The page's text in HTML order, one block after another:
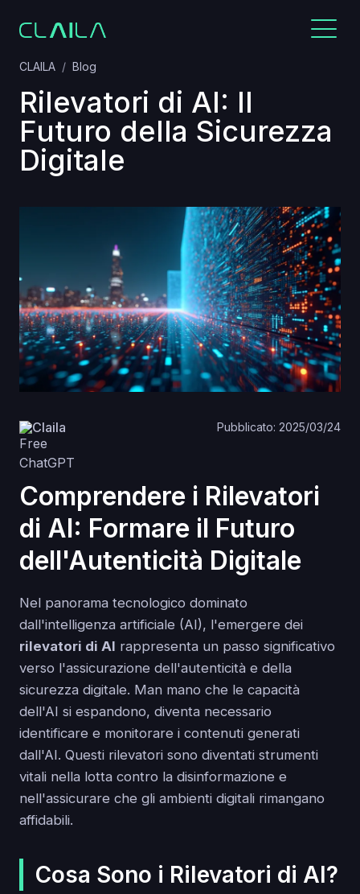
CLAILA Blog
Rilevatori di AI: Il
Futuro della Sicurezza
Digitale
Claila Pubblicato: 2025/03/24
Comprendere i Rilevatori
di AI: Formare il Futuro
dell'Autenticità Digitale
Nel panorama tecnologico dominato
dall'intelligenza artificiale (AI), l'emergere dei
rilevatori di AI rappresenta un passo significativo
verso l'assicurazione dell'autenticità e della
sicurezza digitale. Man mano che le capacità
dell'AI si espandono, diventa necessario
identificare e monitorare i contenuti generati
dall'AI. Questi rilevatori sono diventati strumenti
vitali nella lotta contro la disinformazione e
nell'assicurare che gli ambienti digitali rimangano
affidabili.
Cosa Sono i Rilevatori di AI?